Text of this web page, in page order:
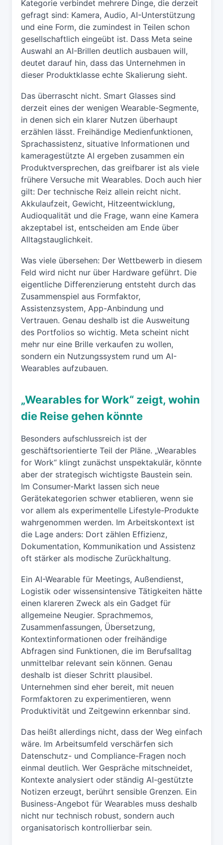
Kategorie verbindet mehrere Dinge, die derzeit
gefragt sind: Kamera, Audio, AI-Unterstützung
und eine Form, die zumindest in Teilen schon
gesellschaftlich eingeübt ist. Dass Meta seine
Auswahl an AI-Brillen deutlich ausbauen will,
deutet darauf hin, dass das Unternehmen in
dieser Produktklasse echte Skalierung sieht.
Das überrascht nicht. Smart Glasses sind
derzeit eines der wenigen Wearable-Segmente,
in denen sich ein klarer Nutzen überhaupt
erzählen lässt. Freihändige Medienfunktionen,
Sprachassistenz, situative Informationen und
kameragestützte AI ergeben zusammen ein
Produktversprechen, das greifbarer ist als viele
frühere Versuche mit Wearables. Doch auch hier
gilt: Der technische Reiz allein reicht nicht.
Akkulaufzeit, Gewicht, Hitzeentwicklung,
Audioqualität und die Frage, wann eine Kamera
akzeptabel ist, entscheiden am Ende über
Alltagstauglichkeit.
Was viele übersehen: Der Wettbewerb in diesem
Feld wird nicht nur über Hardware geführt. Die
eigentliche Differenzierung entsteht durch das
Zusammenspiel aus Formfaktor,
Assistenzsystem, App-Anbindung und
Vertrauen. Genau deshalb ist die Ausweitung
des Portfolios so wichtig. Meta scheint nicht
mehr nur eine Brille verkaufen zu wollen,
sondern ein Nutzungssystem rund um AI-
Wearables aufzubauen.
„Wearables for Work“ zeigt, wohin
die Reise gehen könnte
Besonders aufschlussreich ist der
geschäftsorientierte Teil der Pläne. „Wearables
for Work“ klingt zunächst unspektakulär, könnte
aber der strategisch wichtigste Baustein sein.
Im Consumer-Markt lassen sich neue
Gerätekategorien schwer etablieren, wenn sie
vor allem als experimentelle Lifestyle-Produkte
wahrgenommen werden. Im Arbeitskontext ist
die Lage anders: Dort zählen Effizienz,
Dokumentation, Kommunikation und Assistenz
oft stärker als modische Zurückhaltung.
Ein AI-Wearable für Meetings, Außendienst,
Logistik oder wissensintensive Tätigkeiten hätte
einen klareren Zweck als ein Gadget für
allgemeine Neugier. Sprachmemos,
Zusammenfassungen, Übersetzung,
Kontextinformationen oder freihändige
Abfragen sind Funktionen, die im Berufsalltag
unmittelbar relevant sein können. Genau
deshalb ist dieser Schritt plausibel.
Unternehmen sind eher bereit, mit neuen
Formfaktoren zu experimentieren, wenn
Produktivität und Zeitgewinn erkennbar sind.
Das heißt allerdings nicht, dass der Weg einfach
wäre. Im Arbeitsumfeld verschärfen sich
Datenschutz- und Compliance-Fragen noch
einmal deutlich. Wer Gespräche mitschneidet,
Kontexte analysiert oder ständig AI-gestützte
Notizen erzeugt, berührt sensible Grenzen. Ein
Business-Angebot für Wearables muss deshalb
nicht nur technisch robust, sondern auch
organisatorisch kontrollierbar sein.